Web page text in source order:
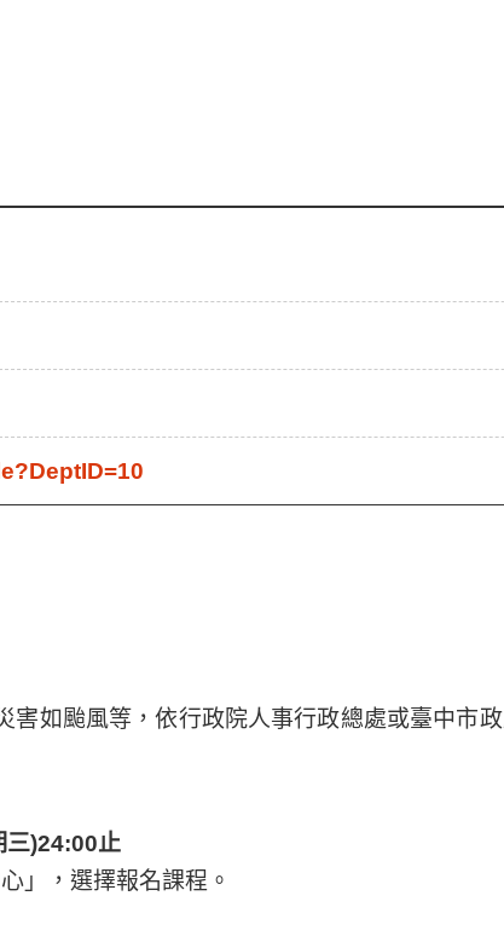
如颱風等，依行政院人事行政總處或臺中市
三)24:00止
」，選擇報名課程。